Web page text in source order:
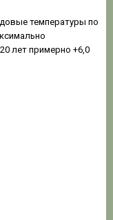
температуры по
лет примерно +6,0